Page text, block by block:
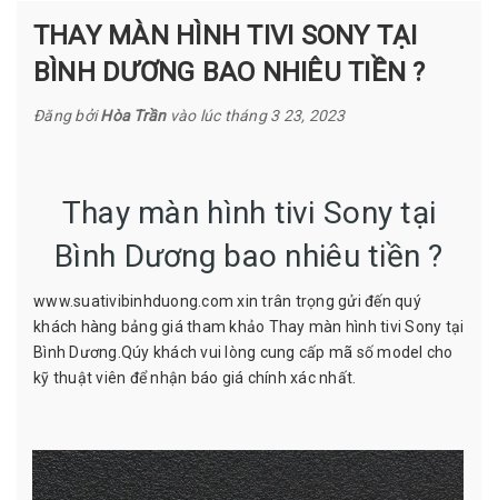
THAY MÀN HÌNH TIVI SONY TẠI
BÌNH DƯƠNG BAO NHIÊU TIỀN ?
Đăng bởiHòa Trầnvào lúc tháng 3 23, 2023
Thay màn hình tivi Sony tại
Bình Dương bao nhiêu tiền ?
www.suativibinhduong.com xin trân trọng gửi đến quý
khách hàng bảng giá tham khảo Thay màn hình tivi Sony tại
Bình Dương.Qúy khách vui lòng cung cấp mã số model cho
kỹ thuật viên để nhận báo giá chính xác nhất.